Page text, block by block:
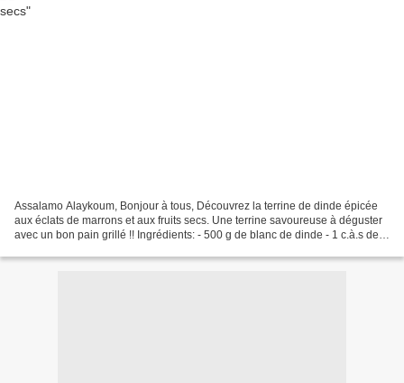
Assalamo Alaykoum, Bonjour à tous, Découvrez la terrine de dinde épicée
aux éclats de marrons et aux fruits secs. Une terrine savoureuse à déguster
avec un bon pain grillé !! Ingrédients: - 500 g de blanc de dinde - 1 c.à.s de